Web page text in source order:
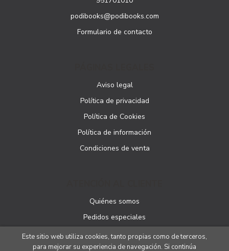
podibooks@podibooks.com
Formulario de contacto
Aviso legal
Política de privacidad
Política de Cookies
Política de información
Condiciones de venta
Quiénes somos
Pedidos especiales
Este sitio web utiliza cookies, tanto propias como de terceros,
para mejorar su experiencia de navegación. Si continúa